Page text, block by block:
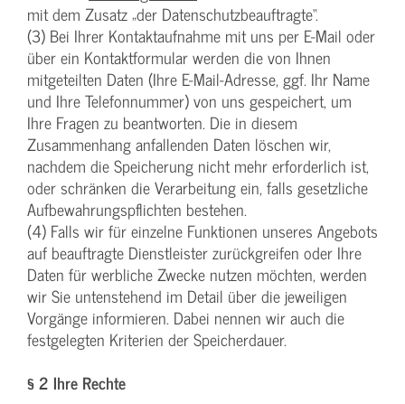
mit dem Zusatz „der Datenschutzbeauftragte“.
(3) Bei Ihrer Kontaktaufnahme mit uns per E-Mail oder
über ein Kontaktformular werden die von Ihnen
mitgeteilten Daten (Ihre E-Mail-Adresse, ggf. Ihr Name
und Ihre Telefonnummer) von uns gespeichert, um
Ihre Fragen zu beantworten. Die in diesem
Zusammenhang anfallenden Daten löschen wir,
nachdem die Speicherung nicht mehr erforderlich ist,
oder schränken die Verarbeitung ein, falls gesetzliche
Aufbewahrungspflichten bestehen.
(4) Falls wir für einzelne Funktionen unseres Angebots
auf beauftragte Dienstleister zurückgreifen oder Ihre
Daten für werbliche Zwecke nutzen möchten, werden
wir Sie untenstehend im Detail über die jeweiligen
Vorgänge informieren. Dabei nennen wir auch die
festgelegten Kriterien der Speicherdauer.
§ 2 Ihre Rechte